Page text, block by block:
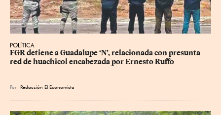
POLÍTICA
FGR detiene a Guadalupe ‘N’, relacionada con presunta
red de huachicol encabezada por Ernesto Ruffo
Por Redacción El Economista